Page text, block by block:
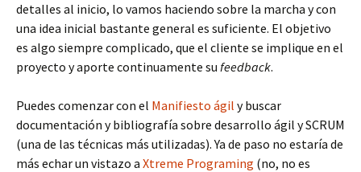
detalles al inicio, lo vamos haciendo sobre la marcha y con
una idea inicial bastante general es suficiente. El objetivo
es algo siempre complicado, que el cliente se implique en el
proyecto y aporte continuamente su feedback.
Puedes comenzar con el Manifiesto ágil y buscar
documentación y bibliografía sobre desarrollo ágil y SCRUM
(una de las técnicas más utilizadas). Ya de paso no estaría de
más echar un vistazo a Xtreme Programing (no, no es